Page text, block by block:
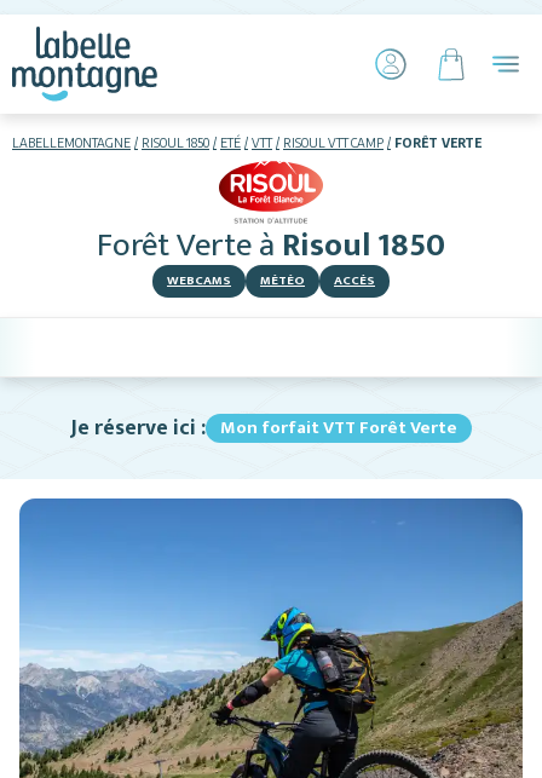
LABELLEMONTAGNE RISOUL 1850 ETÉ VTT RISOUL VTT CAMP FORÊT VERTE
Forêt Verteà Risoul 1850
WEBCAMS MÉTÉO ACCÈS
Hébergements
VTT
Luge sur rails
+ Activités
Animations
Je réserve ici : Mon forfait VTT Forêt Verte